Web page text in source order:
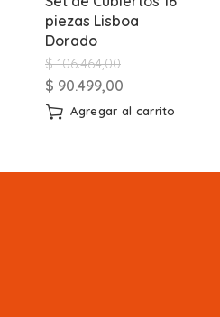
piezas Lisboa
Dorado
$106.464,00
$ 90.499,00
Agregar al carrito